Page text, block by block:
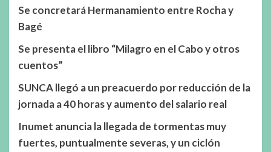
Se concretará Hermanamiento entre Rocha y
Bagé
Se presenta el libro “Milagro en el Cabo y otros
cuentos”
SUNCA llegó a un preacuerdo por reducción de la
jornada a 40 horas y aumento del salario real
Inumet anuncia la llegada de tormentas muy
fuertes, puntualmente severas, y un ciclón